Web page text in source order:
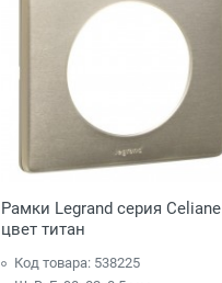
Рамки Legrand серия Celiane
цвет титан
Код товара: 538225